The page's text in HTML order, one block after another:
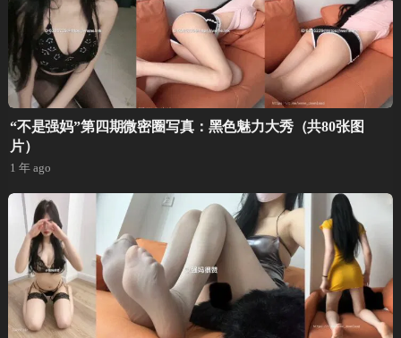
“不是强妈”第四期微密圈写真：黑色魅力大秀（共80张图
片）
1 年 ago